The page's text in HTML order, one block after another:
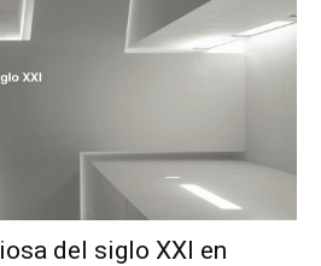
del siglo XXI en